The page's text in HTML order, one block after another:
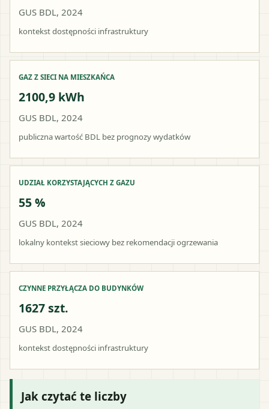
GUS BDL, 2024
kontekst dostępności infrastruktury
GAZ Z SIECI NA MIESZKAŃCA
2100,9 kWh
GUS BDL, 2024
publiczna wartość BDL bez prognozy wydatków
UDZIAŁ KORZYSTAJĄCYCH Z GAZU
55 %
GUS BDL, 2024
lokalny kontekst sieciowy bez rekomendacji ogrzewania
CZYNNE PRZYŁĄCZA DO BUDYNKÓW
1627 szt.
GUS BDL, 2024
kontekst dostępności infrastruktury
Jak czytać te liczby